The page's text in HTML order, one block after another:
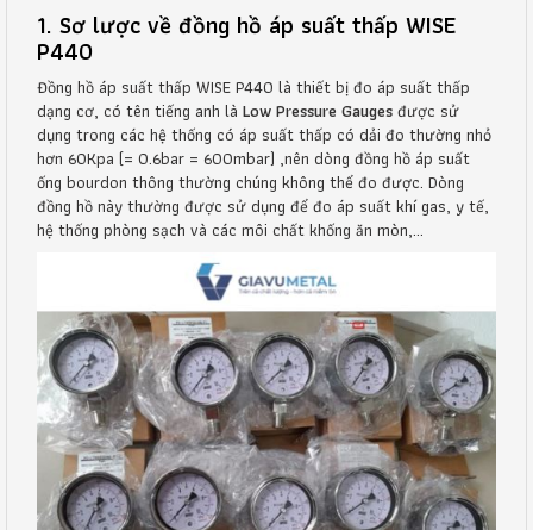
1. Sơ lược về đồng hồ áp suất thấp WISE
P440
Đồng hồ áp suất thấp WISE P440 là thiết bị đo áp suất thấp
dạng cơ, có tên tiếng anh là Low Pressure Gaugesđược sử
dụng trong các hệ thống có áp suất thấp có dải đo thường nhỏ
hơn 60Kpa (= 0.6bar = 600mbar) ,nên dòng đồng hồ áp suất
ống bourdon thông thường chúng không thể đo được. Dòng
đồng hồ này thường được sử dụng đểđo áp suất khí gas, y tế,
hệ thống phòng sạch và các môi chất khống ăn mòn,...